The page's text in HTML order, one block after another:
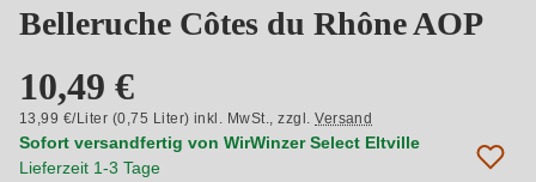
Belleruche Côtes du Rhône AOP
10,49 €
13,99 €/Liter (0,75 Liter) inkl. MwSt.,zzgl.Versand
Sofort versandfertig von WirWinzer Select Eltville
Lieferzeit 1-3 Tage